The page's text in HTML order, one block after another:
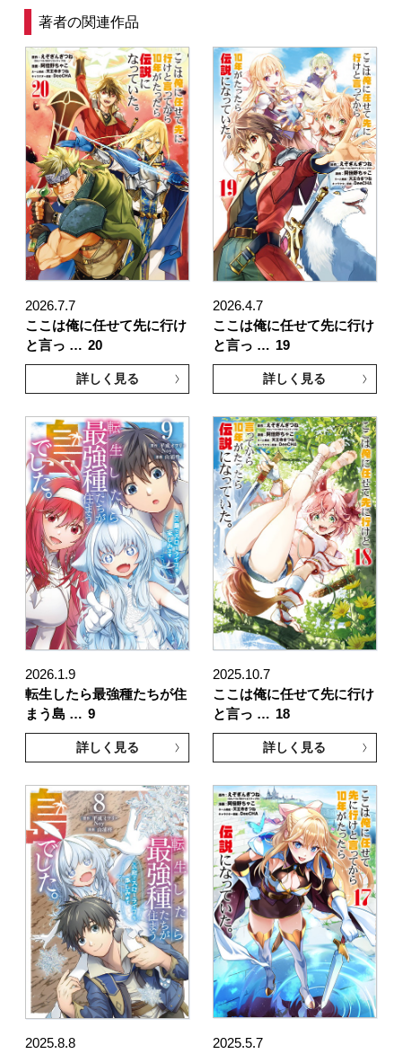
著者の関連作品
2026.7.7
ここは俺に任せて先に行け
と言っ … 20
詳しく見る
2026.4.7
ここは俺に任せて先に行け
と言っ … 19
詳しく見る
2026.1.9
転生したら最強種たちが住
まう島 … 9
詳しく見る
2025.10.7
ここは俺に任せて先に行け
と言っ … 18
詳しく見る
2025.8.8
2025.5.7